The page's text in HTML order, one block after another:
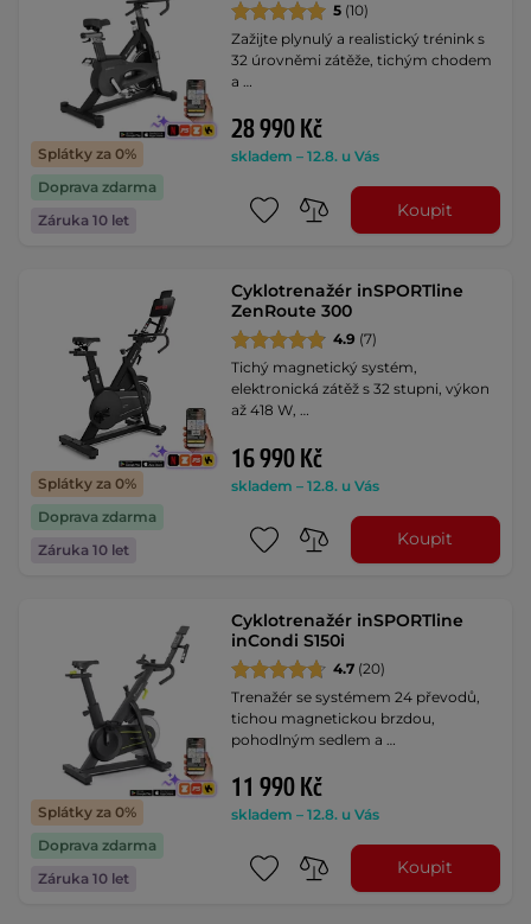
Splátky za 0%
Doprava zdarma
Záruka 10 let
5 (10)
Zažijte plynulý a realistický trénink s
32 úrovněmi zátěže, tichým chodem
a …
28 990 Kč
skladem – 12.8. u Vás
Koupit
Splátky za 0%
Doprava zdarma
Záruka 10 let
Cyklotrenažér inSPORTline
ZenRoute 300
4.9 (7)
Tichý magnetický systém,
elektronická zátěž s 32 stupni, výkon
až 418 W, …
16 990 Kč
skladem – 12.8. u Vás
Koupit
Splátky za 0%
Doprava zdarma
Záruka 10 let
Cyklotrenažér inSPORTline
inCondi S150i
4.7 (20)
Trenažér se systémem 24 převodů,
tichou magnetickou brzdou,
pohodlným sedlem a …
11 990 Kč
skladem – 12.8. u Vás
Koupit